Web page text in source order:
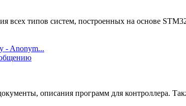
всех типов систем, построенных на основе
- Anonym...
описания программ для контроллера.